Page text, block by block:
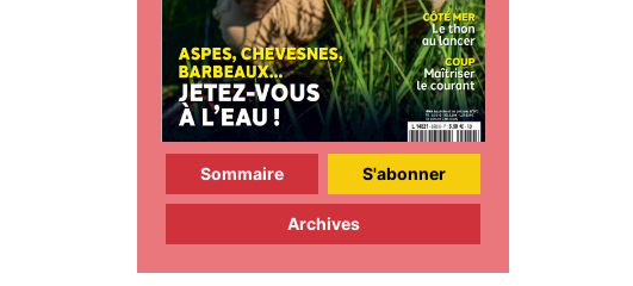
Sommaire S'abonner
Archives